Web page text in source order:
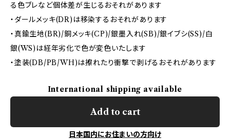
る色ブレなど個体差が生じるおそれがあります
・ダールメッキ(DR)は移染するおそれがあります
・真鍮生地(BR)/銅メッキ(CP)/銀墨入れ(SB)/銀イブシ(SS)/白
銀(WS)は経年劣化で色が変色いたします
・塗装(DB/PB/WH)は擦れたり衝撃で剥げるおそれがあります
International shipping available
Add to cart
日本国内にお住まいの方向け